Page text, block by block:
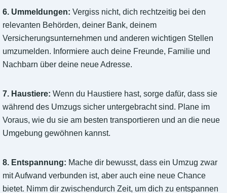
6. Ummeldungen: Vergiss nicht, dich rechtzeitig bei den
relevanten Behörden, deiner Bank, deinem
Versicherungsunternehmen und anderen wichtigen Stellen
umzumelden. Informiere auch deine Freunde, Familie und
Nachbarn über deine neue Adresse.
7. Haustiere: Wenn du Haustiere hast, sorge dafür, dass sie
während des Umzugs sicher untergebracht sind. Plane im
Voraus, wie du sie am besten transportieren und an die neue
Umgebung gewöhnen kannst.
8. Entspannung: Mache dir bewusst, dass ein Umzug zwar
mit Aufwand verbunden ist, aber auch eine neue Chance
bietet. Nimm dir zwischendurch Zeit, um dich zu entspannen